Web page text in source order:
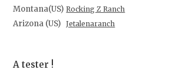
Montana(US) Rocking Z Ranch
Arizona (US) Jetalenaranch
A tester !